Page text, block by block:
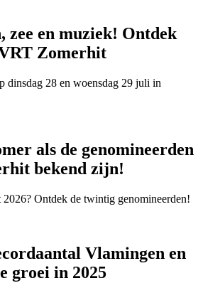
zee en muziek! Ontdek
Zomerhit
dinsdag 28 en woensdag 29 juli in
als de genomineerden
bekend zijn!
Ontdek de twintig genomineerden!
Vlamingen en
groei in 2025